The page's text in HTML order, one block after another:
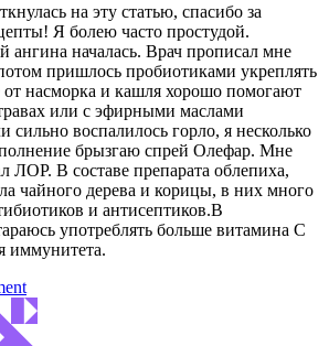
на эту статью, спасибо за
Я болею часто простудой.
началась. Врач прописал мне
пришлось пробиотиками укреплять
насморка и кашля хорошо помогают
или с эфирными маслами
сильно воспалилось горло, я несколько
брызгаю спрей Олефар. Мне
ЛОР. В составе препарата облепиха,
чайного дерева и корицы, в них много
и антисептиков.В
употреблять больше витамина С
иммунитета.